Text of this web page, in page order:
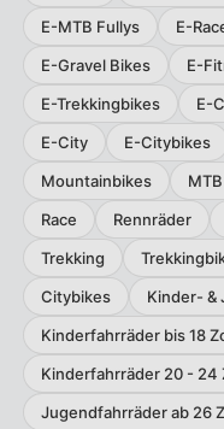
E-MTB Fullys
E-
E-Gravel Bikes
E-
E-Trekkingbikes
E-
E-City
E-Citybikes
Mountainbikes
Race
Rennräder
Trekking
Citybikes
Kinder- &
Kinderfahrräder bis 18
Kinderfahrräder 20 - 24
Jugendfahrräder ab 26